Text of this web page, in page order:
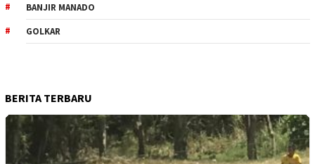
BANJIR MANADO
GOLKAR
BERITA TERBARU